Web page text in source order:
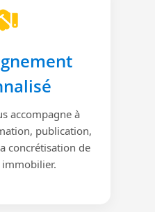
accompagne à
publication,
concrétisation de